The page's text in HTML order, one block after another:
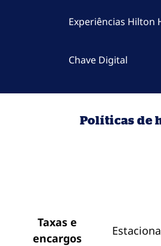
Experiências Hilton
Chave Digital
Políticas de
Taxas e
encargos